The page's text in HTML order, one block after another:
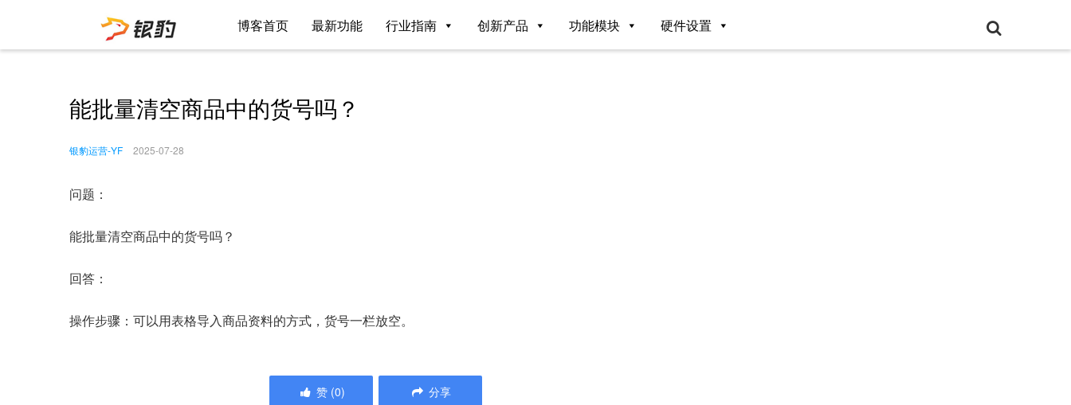
博客首页 最新功能 行业指南 创新产品 功能模块 硬件设置
能批量清空商品中的货号吗？
银豹运营-YF 2025-07-28
问题：
能批量清空商品中的货号吗？
回答：
操作步骤：可以用表格导入商品资料的方式，货号一栏放空。
赞 (0) 分享